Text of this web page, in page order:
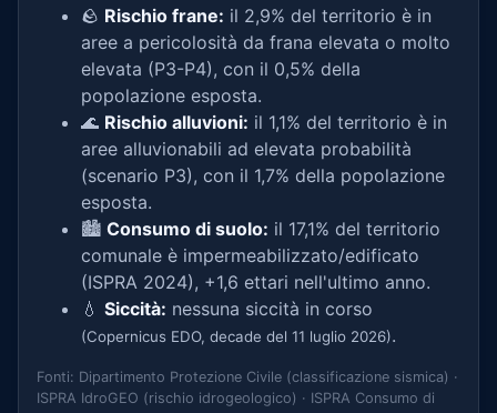
🪨 Rischio frane: il 2,9% del territorio è in
aree a pericolosità da frana elevata o molto
elevata (P3-P4), con il 0,5% della
popolazione esposta.
🌊 Rischio alluvioni: il 1,1% del territorio è in
aree alluvionabili ad elevata probabilità
(scenario P3), con il 1,7% della popolazione
esposta.
🏙️ Consumo di suolo: il 17,1% del territorio
comunale è impermeabilizzato/edificato
(ISPRA 2024), +1,6 ettari nell'ultimo anno.
💧 Siccità: nessuna siccità in corso
(Copernicus EDO, decade del 11 luglio 2026).
Fonti: Dipartimento Protezione Civile (classificazione sismica) ·
ISPRA IdroGEO (rischio idrogeologico) · ISPRA Consumo di